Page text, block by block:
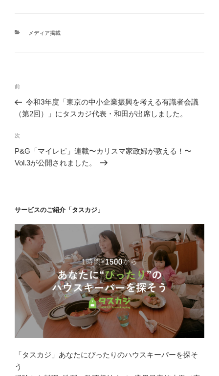
カ
メディア掲載
ナ
ゲ
ー
シ
前
の
投
前
令和3年度「東京の中小企業振興を考える有識者会議
（第2回）」にタスカジ代表・和田が出席しました。
次
の
投
次
P&G「マイレピ」連載〜カリスマ家政婦が教える！〜
Vol.3が公開されました。
サービスのご紹介「タスカジ」
「タスカジ」あなたにぴったりのハウスキーパーを探そ
う